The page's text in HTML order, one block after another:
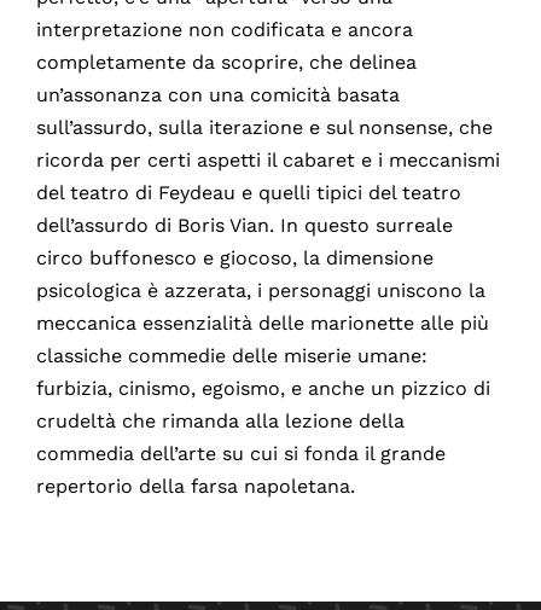
interpretazione non codificata e ancora
completamente da scoprire, che delinea
un’assonanza con una comicità basata
sull’assurdo, sulla iterazione e sul nonsense, che
ricorda per certi aspetti il cabaret e i meccanismi
del teatro di Feydeau e quelli tipici del teatro
dell’assurdo di Boris Vian. In questo surreale
circo buffonesco e giocoso, la dimensione
psicologica è azzerata, i personaggi uniscono la
meccanica essenzialità delle marionette alle più
classiche commedie delle miserie umane:
furbizia, cinismo, egoismo, e anche un pizzico di
crudeltà che rimanda alla lezione della
commedia dell’arte su cui si fonda il grande
repertorio della farsa napoletana.